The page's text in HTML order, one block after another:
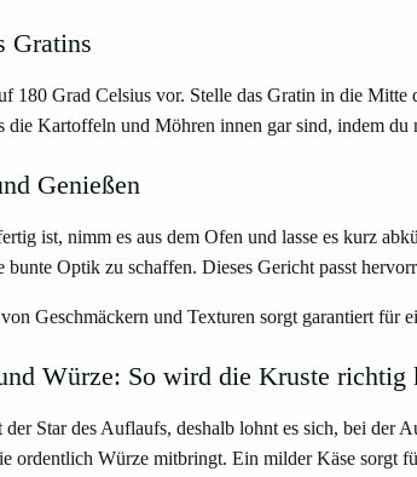
Gratins
180 Grad Celsius vor. Stelle das Gratin in die
die Kartoffeln und Möhren innen gar sind, indem du
Genießen
ist, nimm es aus dem Ofen und lasse es kurz
bunte Optik zu schaffen. Dieses Gericht passt
Geschmäckern und Texturen sorgt garantiert für
Würze: So wird die Kruste richtig
Star des Auflaufs, deshalb lohnt es sich, bei der
ordentlich Würze mitbringt. Ein milder Käse sorgt